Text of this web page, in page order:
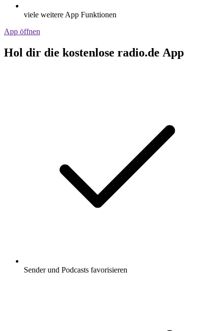
viele weitere App Funktionen
App öffnen
Hol dir die kostenlose radio.de App
Sender und Podcasts favorisieren